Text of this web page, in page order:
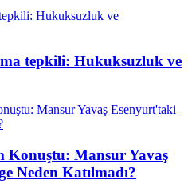
tepkili: Hukuksuzluk ve
Konuştu: Mansur Yavaş
Neden Katılmadı?